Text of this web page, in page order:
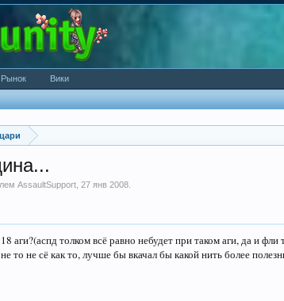
AssaultSupport 27 янв 2008
аги?(аспд толком всё равно небудет при таком аги, да и
то не сё как то, лучше бы вкачал бы какой нить более
Рынок Вики